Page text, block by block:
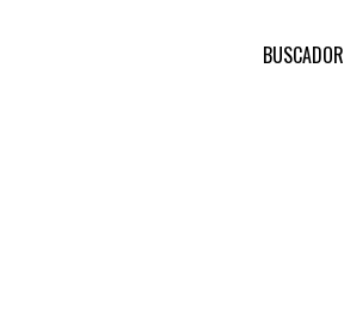
BUSCADOR